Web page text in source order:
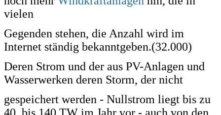
vielen
Gegenden stehen, die Anzahl wird im
Internet ständig bekanntgeben.(32.000)
Deren Strom und der aus PV-Anlagen und
Wasserwerken deren Storm, der nicht
gespeichert werden - Nullstrom liegt bis zu
40 bis 140 TW im Jahr vor - auch von den